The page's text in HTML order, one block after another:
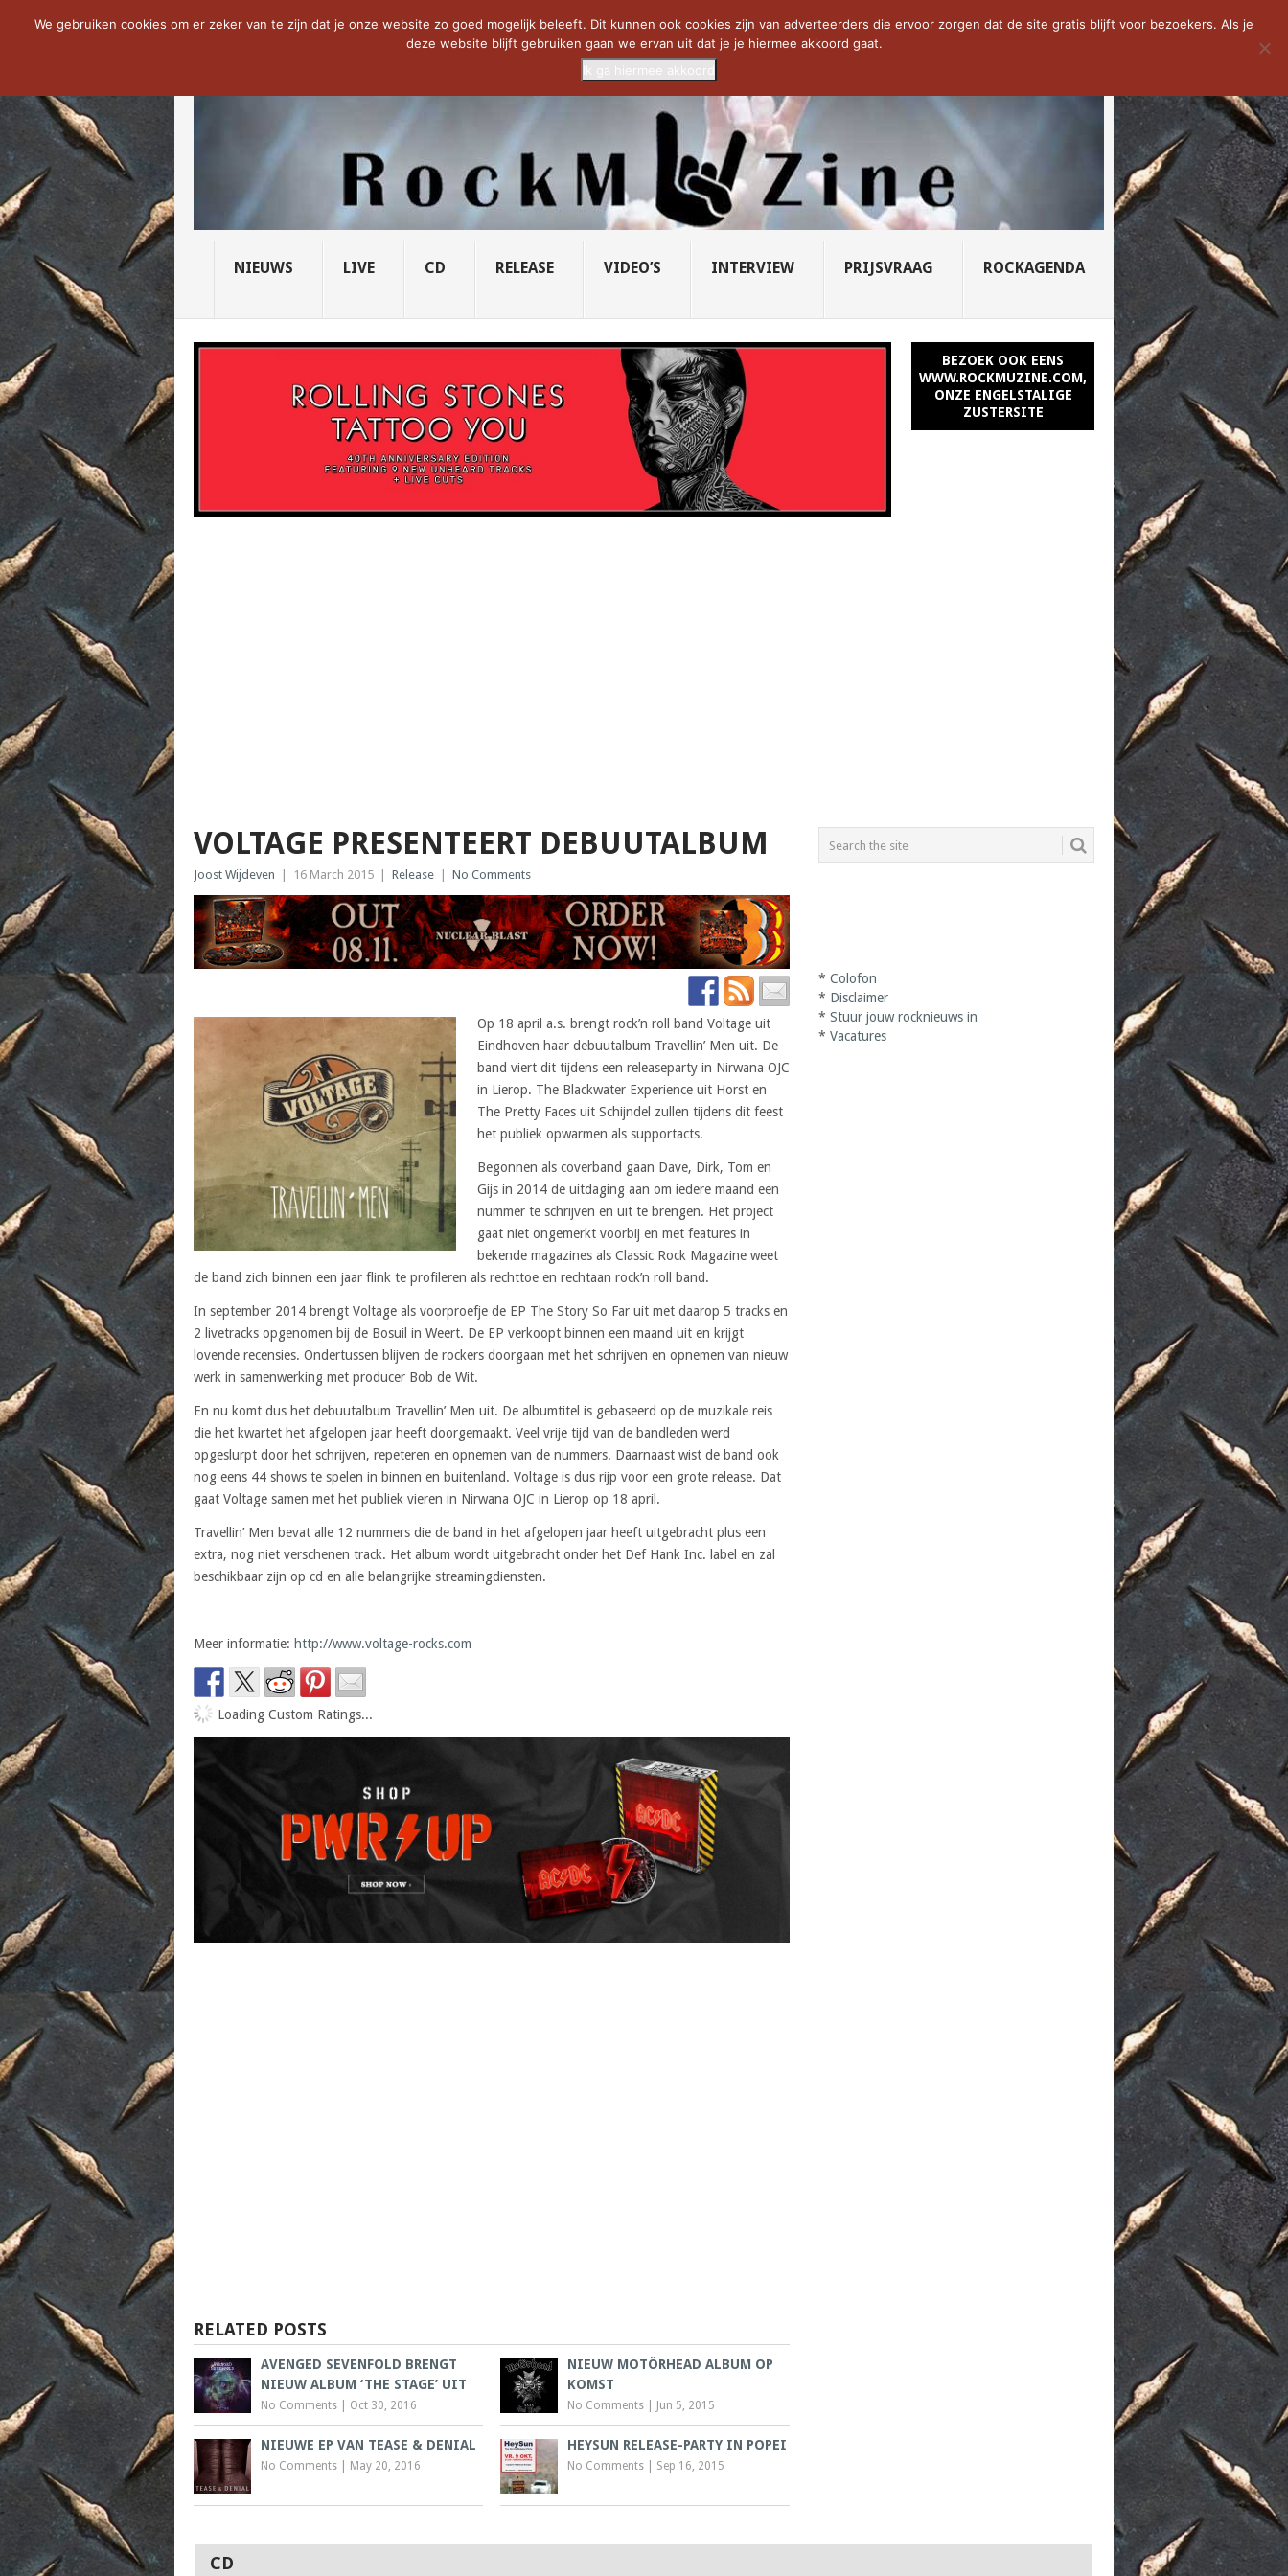
NOW TRENDING: THE VICIOUS HEAD SOCIETY... PRIDE OF LIONS – U... SAVATAGE KOMT TERUG IN 0... CD VAN DE WEEK: SLEEPING...
NIEUWS LIVE CD RELEASE VIDEO’S INTERVIEW PRIJSVRAAG ROCKAGENDA
BEZOEK OOK EENS
WWW.ROCKMUZINE.COM,
ONZE ENGELSTALIGE
ZUSTERSITE
VOLTAGE PRESENTEERT DEBUUTALBUM
Joost Wijdeven 16 March 2015 Release No Comments
Op 18 april a.s. brengt rock’n roll band Voltage uit
Eindhoven haar debuutalbum Travellin’ Men uit. De
band viert dit tijdens een releaseparty in Nirwana OJC
in Lierop. The Blackwater Experience uit Horst en
The Pretty Faces uit Schijndel zullen tijdens dit feest
het publiek opwarmen als supportacts.
Begonnen als coverband gaan Dave, Dirk, Tom en
Gijs in 2014 de uitdaging aan om iedere maand een
nummer te schrijven en uit te brengen. Het project
gaat niet ongemerkt voorbij en met features in
bekende magazines als Classic Rock Magazine weet
de band zich binnen een jaar flink te profileren als rechttoe en rechtaan rock’n roll band.
In september 2014 brengt Voltage als voorproefje de EP The Story So Far uit met daarop 5 tracks en
2 livetracks opgenomen bij de Bosuil in Weert. De EP verkoopt binnen een maand uit en krijgt
lovende recensies. Ondertussen blijven de rockers doorgaan met het schrijven en opnemen van nieuw
werk in samenwerking met producer Bob de Wit.
En nu komt dus het debuutalbum Travellin’ Men uit. De albumtitel is gebaseerd op de muzikale reis
die het kwartet het afgelopen jaar heeft doorgemaakt. Veel vrije tijd van de bandleden werd
opgeslurpt door het schrijven, repeteren en opnemen van de nummers. Daarnaast wist de band ook
nog eens 44 shows te spelen in binnen en buitenland. Voltage is dus rijp voor een grote release. Dat
gaat Voltage samen met het publiek vieren in Nirwana OJC in Lierop op 18 april.
Travellin’ Men bevat alle 12 nummers die de band in het afgelopen jaar heeft uitgebracht plus een
extra, nog niet verschenen track. Het album wordt uitgebracht onder het Def Hank Inc. label en zal
beschikbaar zijn op cd en alle belangrijke streamingdiensten.
Meer informatie: http://www.voltage-rocks.com
Loading Custom Ratings...
RELATED POSTS
AVENGED SEVENFOLD BRENGT
NIEUW ALBUM ‘THE STAGE’ UIT
No Comments Oct 30, 2016
NIEUW MOTÖRHEAD ALBUM OP
KOMST
No Comments Jun 5, 2015
NIEUWE EP VAN TEASE & DENIAL
No Comments May 20, 2016
HEYSUN RELEASE-PARTY IN POPEI
No Comments Sep 16, 2015
*Colofon
* Disclaimer
*Stuur jouw rocknieuws in
*Vacatures
CD
We gebruiken cookies om er zeker van te zijn dat je onze website zo goed mogelijk beleeft. Dit kunnen ook cookies zijn van adverteerders die ervoor zorgen dat de site gratis blijft voor bezoekers. Als je
deze website blijft gebruiken gaan we ervan uit dat je je hiermee akkoord gaat.
Ik ga hiermee akkoord